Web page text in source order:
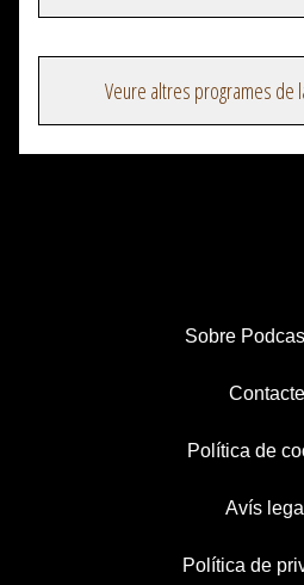
Veure altres programes de
Sobre
Contacte
Política de
Avís legal
Política de